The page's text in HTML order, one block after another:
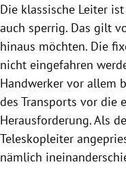
Die klassische Leiter
auch sperrig. Das gilt
hinaus möchten. Die
nicht eingefahren
Handwerker vor allem
des Transports vor die
Herausforderung. Als
Teleskopleiter
nämlich